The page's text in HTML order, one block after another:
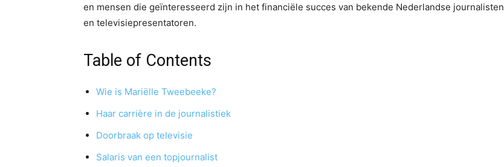
en mensen die geïnteresseerd zijn in het financiële succes van bekende Nederlandse journalisten
en televisiepresentatoren.
Table of Contents
Wie is Mariëlle Tweebeeke?
Haar carrière in de journalistiek
Doorbraak op televisie
Salaris van een topjournalist